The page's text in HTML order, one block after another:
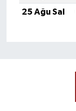
25 Ağu Sal